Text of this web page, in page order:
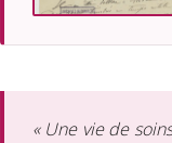
« Une vie de